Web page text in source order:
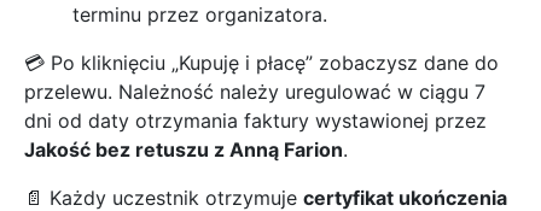
terminu przez organizatora.
💳 Po kliknięciu „Kupuję i płacę” zobaczysz dane do
przelewu. Należność należy uregulować w ciągu 7
dni od daty otrzymania faktury wystawionej przez
Jakość bez retuszu z Anną Farion.
📄 Każdy uczestnik otrzymuje certyfikat ukończenia